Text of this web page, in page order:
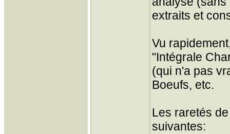
extraits et
Vu
"Intégrale
(qui n'a pas
Boeufs, etc.
Les raretés
suivantes: